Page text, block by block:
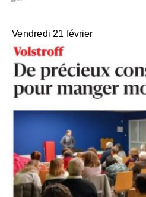
Vendredi 21 février